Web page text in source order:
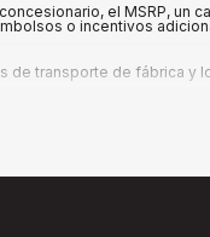
el MSRP,
o incentivos
transporte de fábrica